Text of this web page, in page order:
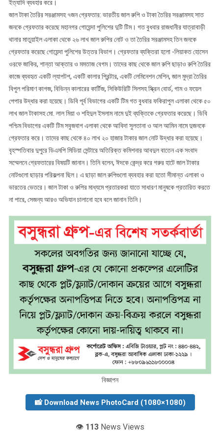
ইত্যাদি ব্যবহার করে।
জাল টাকা তৈরির সরঞ্জামসহ ৭জন গ্রেফতার: ভারতীয় জাল রুপি ও টাকা তৈরির সরঞ্জামসহ সাত
জনকে গ্রেফতার করেছে মহানগর গোয়েন্দা পুলিশের দুটি টিম। গত বুধবার রাজধানীর যাত্রাবাড়ী
থানার মাতুয়াইল এলাকা থেকে ২৬ লাখ জাল রুপির নোট ও তা তৈরির সরঞ্জামসহ তিন জনকে
গ্রেফতার করেছে গোয়েন্দা পুলিশের উত্তর বিভাগ। গ্রেফতার ব্যক্তিরা হলো -লিয়াকত হোসেন
ওরফে জাকির, শান্তা আক্তার ও মমতাজ বেগম। তাদের কাছ থেকে জাল রুপি ছাড়াও রুপি তৈরির
কাজে ব্যবহৃত একটি ল্যাপটপ, একটি কালার প্রিন্টার, একটি লেমিনেশন মেশিন, জাল মুদ্রা তৈরির
বিপুল পরিমাণ কাগজ, বিভিন্ন কালারের কার্টিজ, সিকিউরিটি সিলসহ স্ক্রিন বোর্ড, গাম ও ফয়েল
পেপার উদ্ধার করা হয়েছে। ডিবি পূর্ব বিভাগের একটি টিম গত বুধবার ফকিরাপুল এলাকা থেকে ৫০
লাখ জাল টাকাসহ মো. লাল মিয়া ও শহিদুল ইসলাম নামে দুই ব্যক্তিকে গ্রেফতার করেছে। ডিবি
পশ্চিম বিভাগের একটি টিম সবুজবাগ এলাকা থেকে আবিদা সুলতানা ও আল আমিন নামে দুজনকে
গ্রেফতার করে। তাদের কাছ থেকে ৪০ লাখ ২০ হাজার টাকার জাল নোট উদ্ধার করা হয়েছে।
বৃহস্পতিবার দুপুরে ডিএমপি মিডিয়া সেন্টারে অতিরিক্ত কমিশনার আবদুল বাতেন এক সংবাদ
সম্মেলনে গ্রেফতারের বিষয়টি জানান। তিনি বলেন, ঈদকে কেন্দ্র করে গরুর হাটে জাল টাকার
নোটগুলো ছাড়ার পরিকল্পনা ছিল। এ ছাড়া জাল রুপিগুলো ব্যবহার করা হতো সীমান্ত এলাকা ও
ভারতের ভেতরে। জাল টাকা ও রুপির মাধ্যমে প্রতারকরা যাতে সাধারণ মানুষকে প্রতারিত করতে
না পারে, সেজন্য আরও অভিযান চালানো হবে বলে জানান তিনি।
বিজ্ঞাপন
📸 Download News PhotoCard (1080×1080)
👁️ 113 News Views